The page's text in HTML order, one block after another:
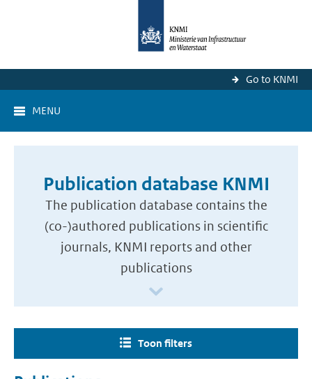
Go to KNMI
MENU
Publication database KNMI
The publication database contains the
(co-)authored publications in scientific
journals, KNMI reports and other
publications
Toon filters